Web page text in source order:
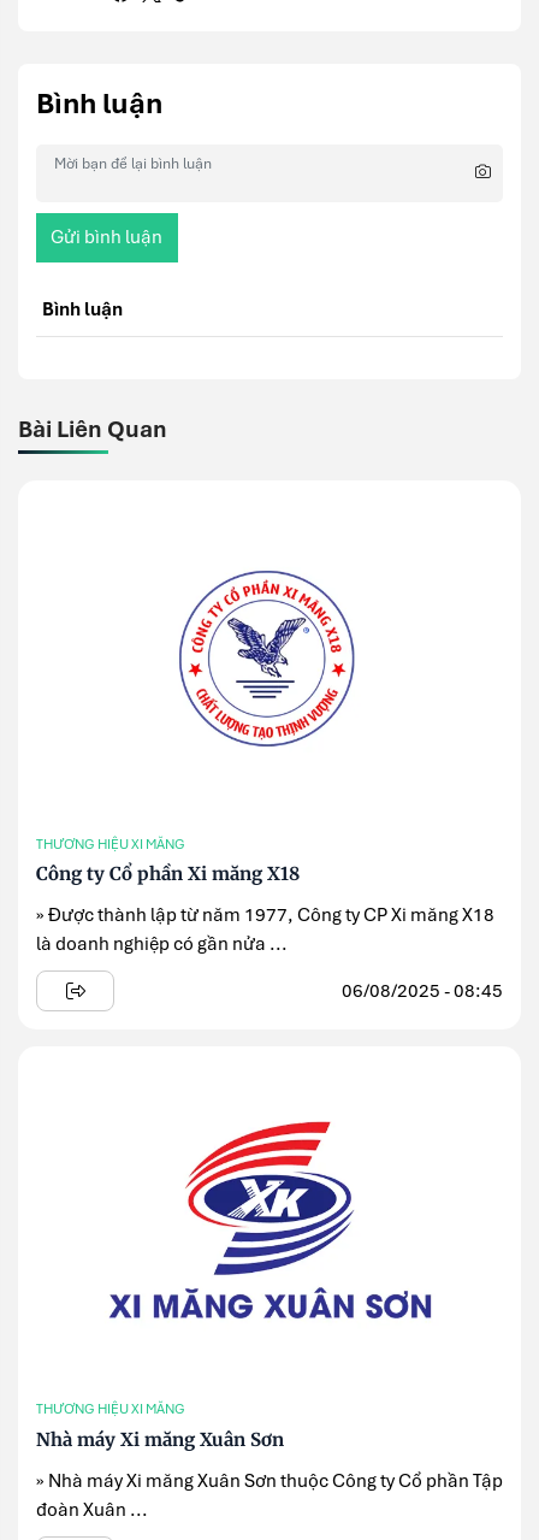
Bình luận
Gửi bình luận
Bình luận
Bài Liên Quan
THƯƠNG HIỆU XI MĂNG
Công ty Cổ phần Xi măng X18
» Được thành lập từ năm 1977, Công ty CP Xi măng X18
là doanh nghiệp có gần nửa ...
06/08/2025 - 08:45
THƯƠNG HIỆU XI MĂNG
Nhà máy Xi măng Xuân Sơn
» Nhà máy Xi măng Xuân Sơn thuộc Công ty Cổ phần Tập
đoàn Xuân ...